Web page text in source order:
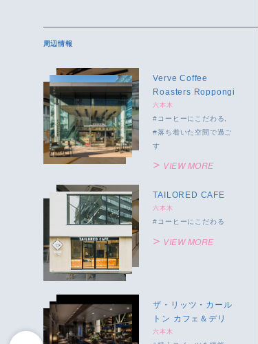
周辺情報
Verve Coffee
Roasters Roppongi
六本木
コーヒーにこだわる
落ち着いた空間で過ご
す
VIEW MORE
TAILORED CAFE
六本木
コーヒーにこだわる
VIEW MORE
ザ・リッツ・カール
トン カフェ＆デリ
六本木